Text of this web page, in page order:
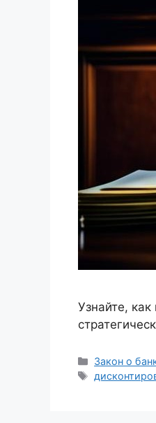
Узнайте,
Рубрики
Закон о
Метки